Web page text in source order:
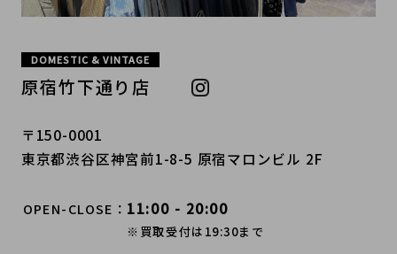
DOMESTIC & VINTAGE
原宿竹下通り店
〒150-0001
東京都渋谷区神宮前1-8-5 原宿マロンビル 2F
OPEN-CLOSE 11:00 - 20:00
※買取受付は19:30まで